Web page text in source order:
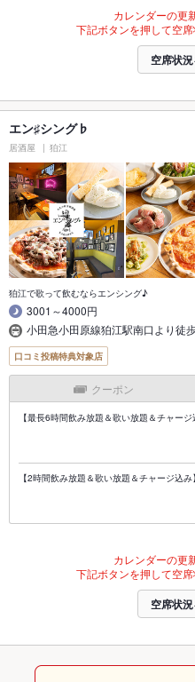
カレンダーの更
下記ボタンを押して空席
空席状
エン♯シング♭
居酒屋 狛江
狛江で歌って飲むならエンシング♪
3001～4000円
小田急小田原線狛江駅南口より徒
口コミ投稿特典対象店
クーポン
【最長6時間飲み放題＆歌い放題＆チャー
【2時間飲み放題＆歌い放題＆チャージ込
カレンダーの更
下記ボタンを押して空席
空席状